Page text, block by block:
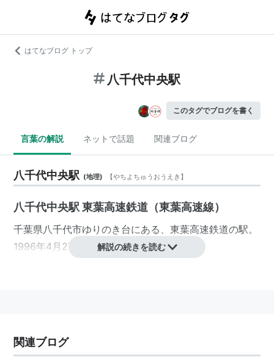
はてなブログ トップ
八千代中央駅
このタグでブログを書く
言葉の解説 ネットで話題 関連ブログ
八千代中央駅 (地理) 【やちよちゅうおうえき 】
八千代中央駅 東葉高速鉄道（東葉高速線）
千葉県八千代市ゆりのき台にある、東葉高速鉄道の駅。
1996年4月27日開業。
●
東京メトロ東西線
野駅
九段下駅
解説の続きを読む
関連ブログ